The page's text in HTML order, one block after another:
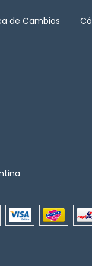
de Cambios